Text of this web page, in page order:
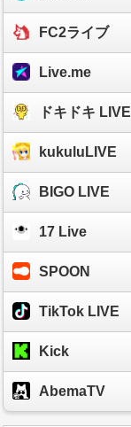
FC2ライブ
Live.me
ドキドキ LIVE
kukuluLIVE
BIGO LIVE
17 Live
SPOON
TikTok LIVE
Kick
AbemaTV